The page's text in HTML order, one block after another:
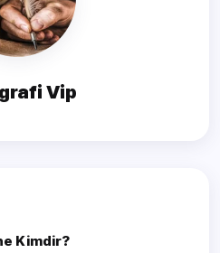
Vip
Kimdir?